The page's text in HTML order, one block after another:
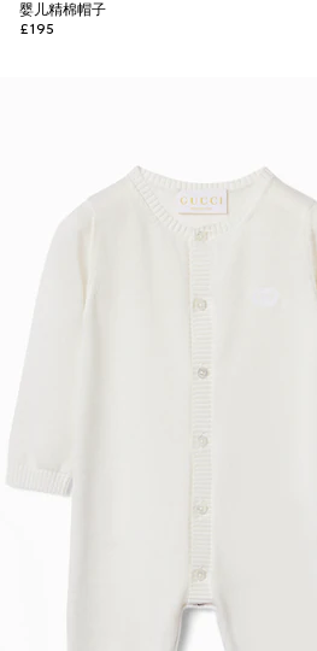
婴儿精棉帽子
£195